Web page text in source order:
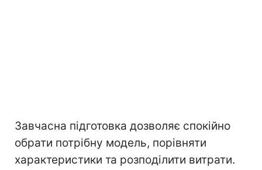
Завчасна підготовка дозволяє спокійно
обрати потрібну модель, порівняти
характеристики та розподілити витрати.